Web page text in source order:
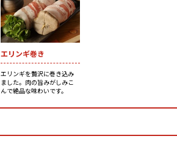
エリンギ巻き
エリンギを贅沢に巻き込み
ました。肉の旨みがしみこ
んで絶品な味わいです。